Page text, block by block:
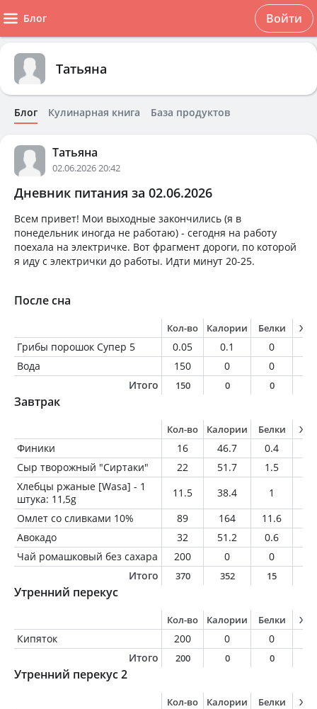
Блог Войти
Татьяна
Блог Кулинарная книга База продуктов
Татьяна
02.06.2026 20:42
Дневник питания за 02.06.2026
Всем привет! Мои выходные закончились (я в
понедельник иногда не работаю) - сегодня на работу
поехала на электричке. Вот фрагмент дороги, по которой
я иду с электрички до работы. Идти минут 20-25.
После сна
Кол-во Калории Белки
Грибы порошок Супер 5 0.05 0.1 0
Вода
150 0 0
Итого
150 0 0
Завтрак
Кол-во Калории Белки
Финики 16 46.7 0.4
Сыр творожный "Сиртаки"
22 51.7 1.5
Хлебцы ржаные [Wasa] - 1
штука: 11,5g
11.5 38.4 1
Омлет со сливками 10%
89 164 11.6
Авокадо
32 51.2 0.6
Чай ромашковый без сахара
200 0 0
Итого
370 352 15
Утренний перекус
Кол-во Калории Белки
Кипяток 200 0 0
Итого
200 0 0
Утренний перекус 2
Кол-во Калории Белки